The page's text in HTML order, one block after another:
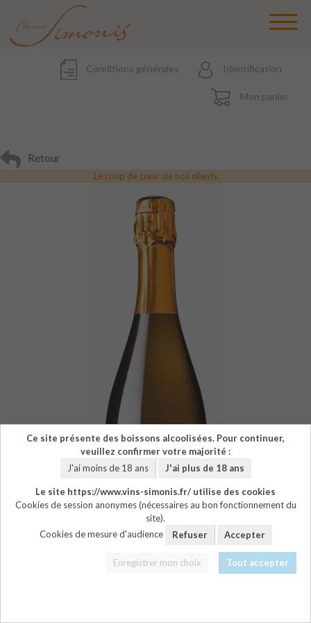
Conditions générales Identification
Mon panier
Retour
Le coup de cœur de nos clients
Ce site présente des boissons alcoolisées. Pour continuer,
veuillez confirmer votre majorité :
J'ai moins de 18 ans
J'ai plus de 18 ans
Le site https://www.vins-simonis.fr/ utilise des cookies
Cookies de session anonymes (nécessaires au bon fonctionnement du
site).
Cookies de mesure d'audience
Refuser Accepter
Enregistrer mon choix Tout accepter